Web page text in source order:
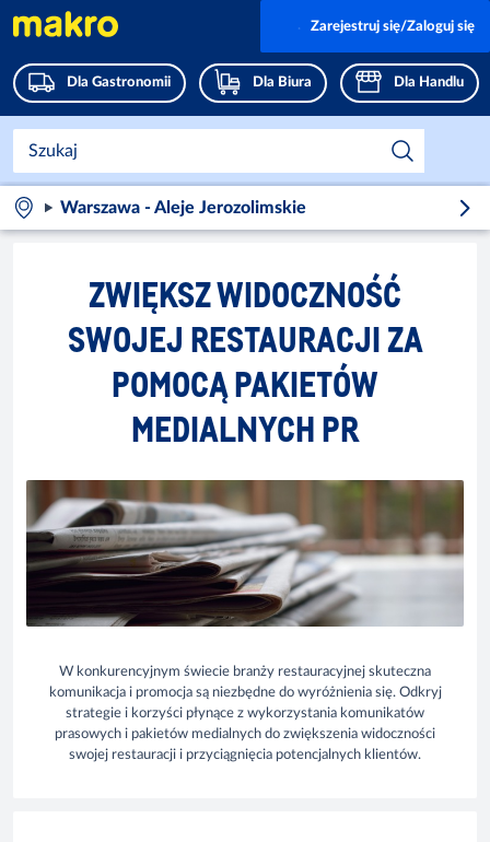
Dla Gastronomii Dla Biura Dla Handlu
Zarejestruj się/Zaloguj się
Warszawa - Aleje Jerozolimskie
ZWIĘKSZ WIDOCZNOŚĆ
SWOJEJ RESTAURACJI ZA
POMOCĄ PAKIETÓW
MEDIALNYCH PR
W konkurencyjnym świecie branży restauracyjnej skuteczna
komunikacja i promocja są niezbędne do wyróżnienia się. Odkryj
strategie i korzyści płynące z wykorzystania komunikatów
prasowych i pakietów medialnych do zwiększenia widoczności
swojej restauracji i przyciągnięcia potencjalnych klientów.